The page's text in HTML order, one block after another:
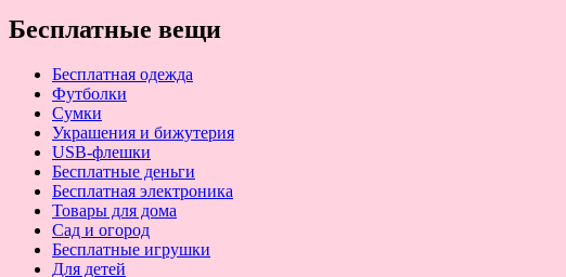
Бесплатные вещи
Бесплатная одежда
Футболки
Сумки
Украшения и бижутерия
USB-флешки
Бесплатные деньги
Бесплатная электроника
Товары для дома
Сад и огород
Бесплатные игрушки
Для детей